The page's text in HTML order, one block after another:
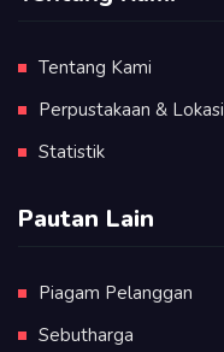
Tentang Kami
Perpustakaan & Lokasi
Statistik
Pautan Lain
Piagam Pelanggan
Sebutharga